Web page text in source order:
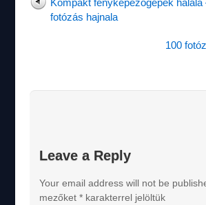
fotózás hajnala
100
Leave a Reply
Your email address will not be
mezőket* karakterrel jelöltük